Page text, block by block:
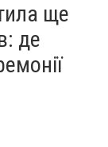
ще
де